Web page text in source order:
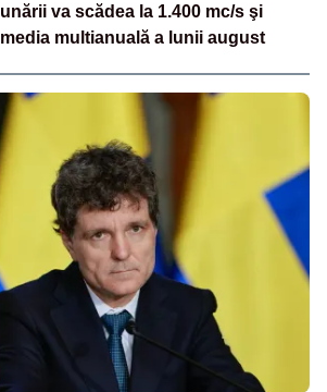
va scădea la 1.400 mc/s şi
multianuală a lunii august